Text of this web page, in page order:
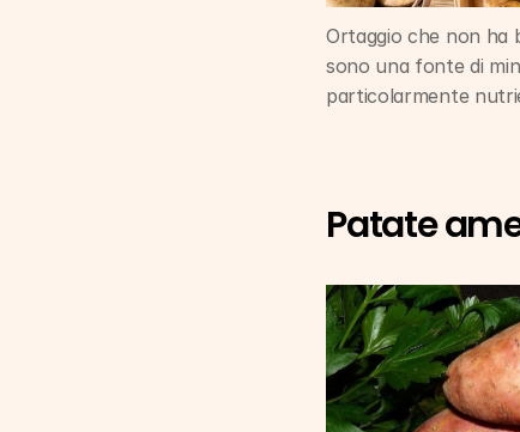
Ortaggio che non ha
sono una fonte di
particolarmente
Patate